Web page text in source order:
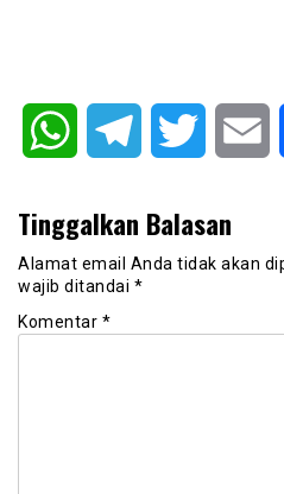
WhatsAppTelegram Twitter
Tinggalkan Balasan
Alamat email Anda tidak akan
wajib ditandai *
Komentar *